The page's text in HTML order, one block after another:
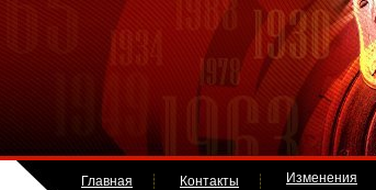
Главная Контакты Изменения